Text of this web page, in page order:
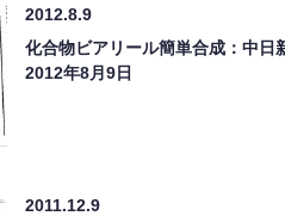
2012.8.9
化合物ビアリール簡単合成：中日
2012年8月9日
2011.12.9